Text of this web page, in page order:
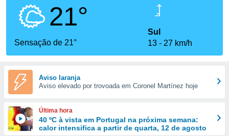
fornecidas
a este
das
e
forma
digital
21°
Sensação de 21°
Sul
13
27 km/h
Aviso laranja
Aviso elevado por trovoada em Coronel Martínez hoje
Última hora
40 ºC à vista em Portugal na próxima semana:
calor intensifica a partir de quarta, 12 de agosto